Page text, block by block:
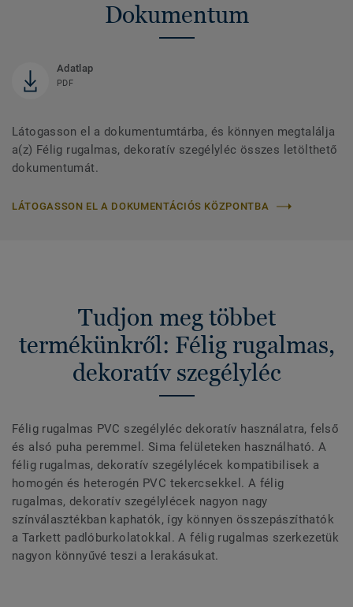
Dokumentum
Adatlap
PDF
Látogasson el a dokumentumtárba, és könnyen megtalálja
a(z) Félig rugalmas, dekoratív szegélyléc összes letölthető
dokumentumát.
LÁTOGASSON EL A DOKUMENTÁCIÓS KÖZPONTBA
Tudjon meg többet
termékünkről: Félig rugalmas,
dekoratív szegélyléc
Félig rugalmas PVC szegélyléc dekoratív használatra, felső
és alsó puha peremmel. Sima felületeken használható. A
félig rugalmas, dekoratív szegélylécek kompatibilisek a
homogén és heterogén PVC tekercsekkel. A félig
rugalmas, dekoratív szegélylécek nagyon nagy
színválasztékban kaphatók, így könnyen összepászíthatók
a Tarkett padlóburkolatokkal. A félig rugalmas szerkezetük
nagyon könnyűvé teszi a lerakásukat.